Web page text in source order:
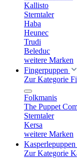
Kallisto
Sterntaler
Haba
Heunec
Trudi
Beleduc
weitere Marken
Fingerpuppen
Zur Kategorie
Folkmanis
The Puppet
Sterntaler
Kersa
weitere Marken
Kasperlepuppen
Zur Kategorie